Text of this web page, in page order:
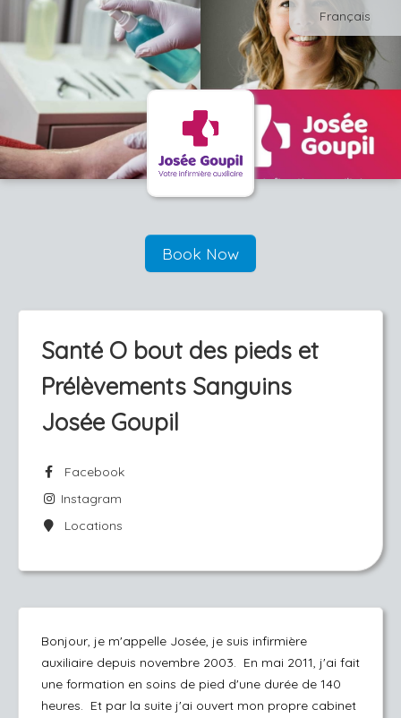
Français
Book Now
Santé O bout des pieds et
Prélèvements Sanguins
Josée Goupil
Facebook
Instagram
Locations
Bonjour, je m'appelle Josée, je suis infirmière
auxiliaire depuis novembre 2003. En mai 2011, j'ai fait
une formation en soins de pied d'une durée de 140
heures. Et par la suite j'ai ouvert mon propre cabinet